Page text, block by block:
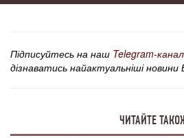
Підписуйтесь на наш Telegram-канал
дізнаватись найактуальніші новини
ЧИТАЙТЕ